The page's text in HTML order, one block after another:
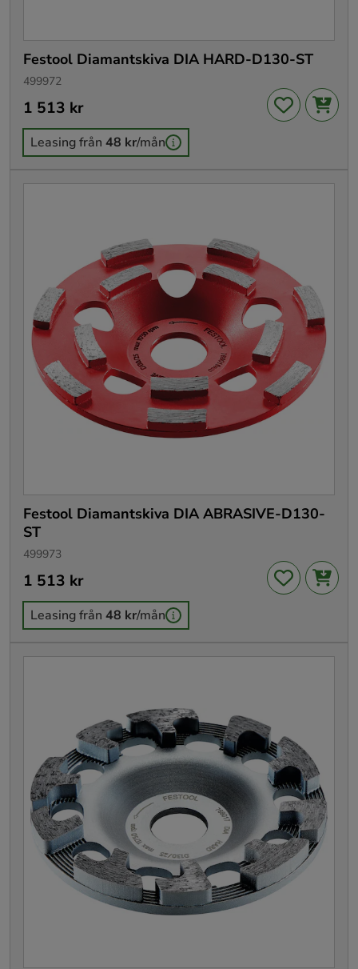
Festool Diamantskiva DIA HARD-D130-ST
499972
Pris:1 513 kr
1 513 kr
Leasing från 48 kr/mån
Festool Diamantskiva DIA ABRASIVE-D130-
ST
499973
Pris:1 513 kr
1 513 kr
Leasing från 48 kr/mån